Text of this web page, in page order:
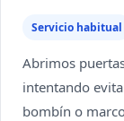
Servicio habitual
Abrimos
intentando
bombín o